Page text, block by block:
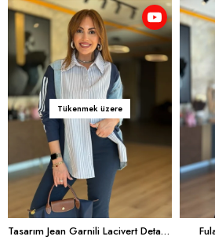
Tükenmek üzere
Tasarım Jean Garnili Lacivert Detay Çizgili Gömlek